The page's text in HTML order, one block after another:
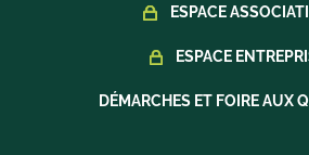
ESPACE
ESPACE
DÉMARCHES ET FOIRE AUX